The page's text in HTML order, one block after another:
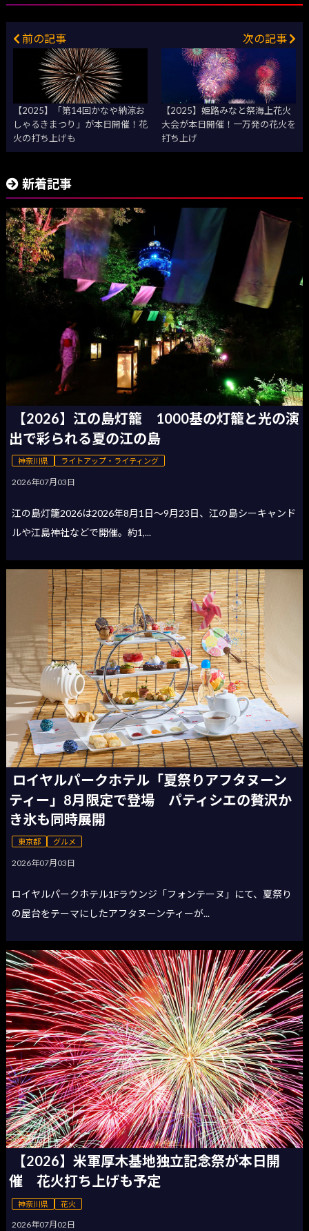
前の記事
【2025】「第14回かなや納涼お
しゃるきまつり」が本日開催！花
火の打ち上げも
次の記事
【2025】姫路みなと祭海上花火
大会が本日開催！一万発の花火を
打ち上げ
新着記事
【2026】江の島灯籠 1000基の灯籠と光の演
出で彩られる夏の江の島
神奈川県 ライトアップ・ライティング
2026年07月03日
江の島灯籠2026は2026年8月1日〜9月23日、江の島シーキャンド
ルや江島神社などで開催。約1,...
ロイヤルパークホテル「夏祭りアフタヌーン
ティー」8月限定で登場 パティシエの贅沢か
き氷も同時展開
東京都 グルメ
2026年07月03日
ロイヤルパークホテル1Fラウンジ「フォンテーヌ」にて、夏祭り
の屋台をテーマにしたアフタヌーンティーが...
【2026】米軍厚木基地独立記念祭が本日開
催 花火打ち上げも予定
神奈川県 花火
2026年07月02日